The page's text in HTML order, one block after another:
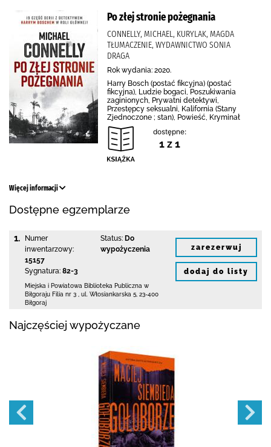
Po złej stronie pożegnania
CONNELLY, MICHAEL, KURYLAK, MAGDA
TŁUMACZENIE, WYDAWNICTWO SONIA
DRAGA
Rok wydania: 2020.
Harry Bosch (postać fikcyjna) (postać
fikcyjna), Ludzie bogaci, Poszukiwania
zaginionych, Prywatni detektywi,
Przestępcy seksualni, Kalifornia (Stany
Zjednoczone ; stan), Powieść, Kryminał
dostępne:
1 z 1
Więcej informacji
Dostępne egzemplarze
1.
Numer
inwentarzowy:
15157
Sygnatura: 82-3
Status: Do
wypożyczenia
Miejska i Powiatowa Biblioteka Publiczna w
Biłgoraju Filia nr 3
ul. Włosiankarska 5 23-400
Biłgoraj
zarezerwuj
dodaj do listy
Najczęściej wypożyczane